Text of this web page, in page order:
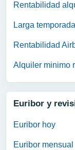
Rentabilidad
Larga
Rentabilidad
Alquiler minimo
Euribor y
Euribor hoy
Euribor mensual